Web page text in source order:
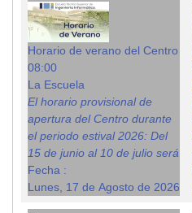
Horario de verano del Centro
08:00
La Escuela
El horario provisional de
apertura del Centro durante
el periodo estival 2026: Del
15 de junio al 10 de julio será
Fecha :
Lunes, 17 de Agosto de 2026